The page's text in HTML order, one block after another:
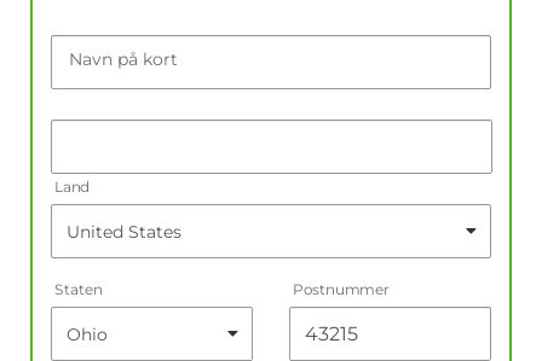
Navn på kort
Land
Staten Postnummer